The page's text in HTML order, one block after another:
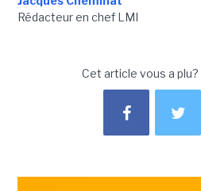
Rédacteur en chef LMI
Cet article vous a plu?